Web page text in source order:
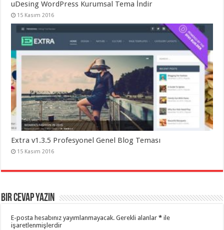
uDesing WordPress Kurumsal Tema İndir
15 Kasım 2016
Extra v1.3.5 Profesyonel Genel Blog Teması
15 Kasım 2016
Bir cevap yazın
E-posta hesabınız yayımlanmayacak. Gerekli alanlar* ile
işaretlenmişlerdir